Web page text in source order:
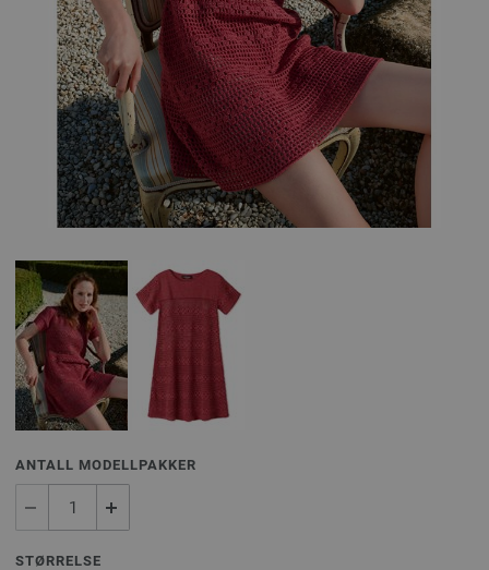
ANTALL MODELLPAKKER
STØRRELSE